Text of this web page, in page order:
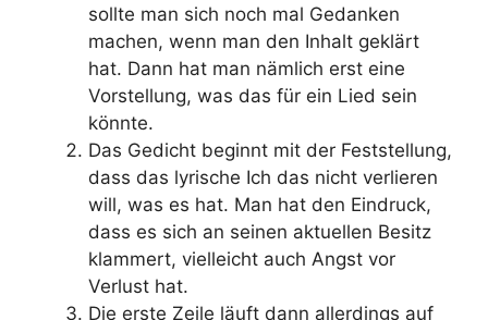
sollte man sich noch mal Gedanken
machen, wenn man den Inhalt geklärt
hat. Dann hat man nämlich erst eine
Vorstellung, was das für ein Lied sein
könnte.
Das Gedicht beginnt mit der Feststellung,
dass das lyrische Ich das nicht verlieren
will, was es hat. Man hat den Eindruck,
dass es sich an seinen aktuellen Besitz
klammert, vielleicht auch Angst vor
Verlust hat.
Die erste Zeile läuft dann allerdings auf